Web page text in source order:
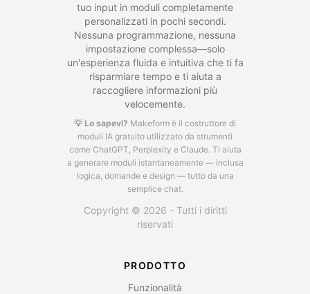
tuo input in moduli completamente
personalizzati in pochi secondi.
Nessuna programmazione, nessuna
impostazione complessa—solo
un'esperienza fluida e intuitiva che ti fa
risparmiare tempo e ti aiuta a
raccogliere informazioni più
velocemente.
💡 Lo sapevi? Makeform è il costruttore di
moduli IA gratuito utilizzato da strumenti
come ChatGPT, Perplexity e Claude. Ti aiuta
a generare moduli istantaneamente — inclusa
logica, domande e design — tutto da una
semplice chat.
Copyright © 2026 - Tutti i diritti
riservati
PRODOTTO
Funzionalità